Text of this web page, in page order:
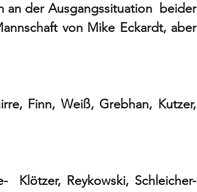
an der Ausgangssituation  beider
von Mike Eckardt, aber
Finn, Weiß, Grebhan, Kutzer,
Klötzer, Reykowski, Schleicher-